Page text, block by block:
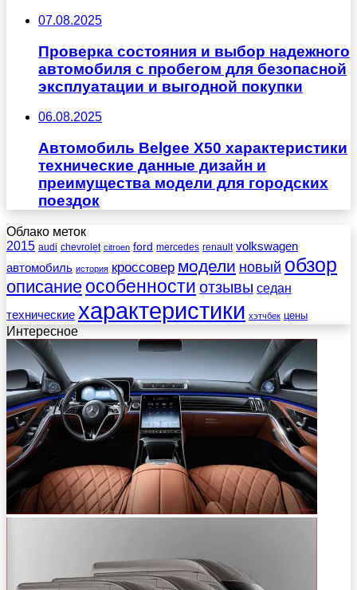
07.08.2025
Проверка состояния и выбор надежного
автомобиля с пробегом для безопасной
эксплуатации и выгодной покупки
06.08.2025
Автомобиль Belgee X50 характеристики
технические данные дизайн и
преимущества модели для городских
поездок
Облако меток
2015 audi chevrolet citroen ford mercedes renault volkswagen
автомобиль история кроссовер модели новый обзор
описание особенности отзывы седан
технические характеристики хэтчбек цены
Интересное